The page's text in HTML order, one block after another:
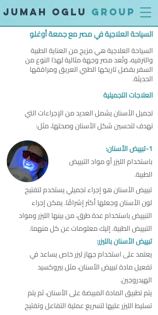
jumah oglu group
السياحة العلاجية في مصر مع جمعة أوغلو
السياحة العلاجية هي مزيج من العناية الطبية
والترفيه، وتُعد مصر وجهة مثالية لهذا النوع من
السفر بفضل تاريخها الطبي العريق ومرافقها
الحديثة.
العلاجات التجميلية
تجميل الأسنان يشمل العديد من الإجراءات التي
تهدف لتحسين شكل الأسنان وصحتها، مثل:
1-تبييض الأسنان:
باستخدام الليزر أو مواد التبييض
الطبية.
تبييض الأسنان هو إجراء تجميلي يستخدم لتفتيح
لون الأسنان وجعلها أكثر إشراقًا. يمكن إجراء
التبييض باستخدام عدة طرق، من بينها الليزر ومواد
التبييض الطبية. إليك معلومات عن كل منهما:
تبييض الأسنان بالليزر:
يعتمد على استخدام جهاز ليزر خاص يساعد في
تفعيل مادة تبييض الأسنان، مثل بيروكسيد
الهيدروجين.
يتم تطبيق المادة المبيضة على الأسنان، ثم يتم
تسليط الليزر عليها لتسريع عملية التفاعل وتفتيح